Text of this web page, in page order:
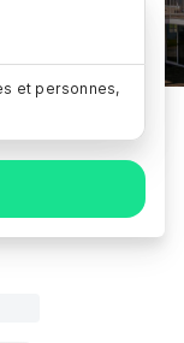
et personnes,